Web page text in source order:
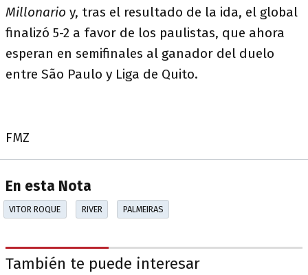
Millonario y, tras el resultado de la ida, el global
finalizó 5-2 a favor de los paulistas, que ahora
esperan en semifinales al ganador del duelo
entre São Paulo y Liga de Quito.
FMZ
En esta Nota
VITOR ROQUE RIVER PALMEIRAS
También te puede interesar